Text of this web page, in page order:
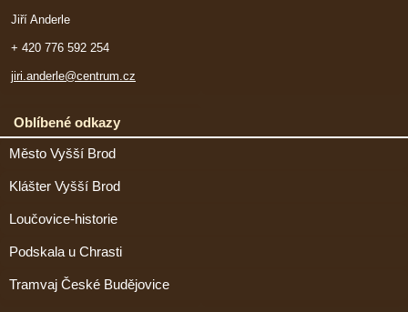
Jiří Anderle
+ 420 776 592 254
jiri.anderle@centrum.cz
Oblíbené odkazy
Město Vyšší Brod
Klášter Vyšší Brod
Loučovice-historie
Podskala u Chrasti
Tramvaj České Budějovice